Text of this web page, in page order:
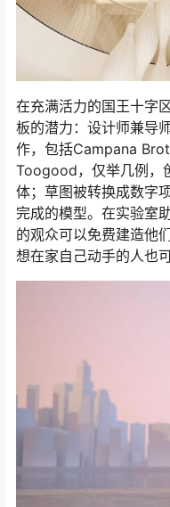
在充满活力的国王十字
板的潜力：设计师兼导
作，包括Campana
Toogood，仅举几例，
体；草图被转换成数字
完成的模型。在实验室
的观众可以免费建造他
想在家自己动手的人也